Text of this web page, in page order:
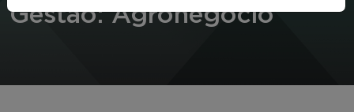
Gestão: Agronegócio